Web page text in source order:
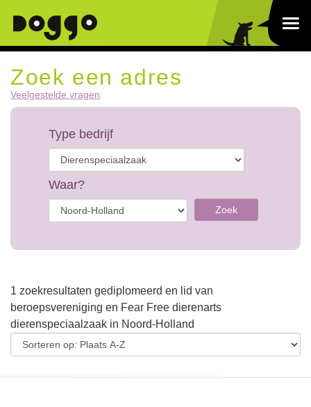
Zoek een adres
Veelgestelde vragen
Type bedrijf
Waar?
Zoek
1 zoekresultaten gediplomeerd en lid van
beroepsvereniging en Fear Free dierenarts
dierenspeciaalzaak in Noord-Holland